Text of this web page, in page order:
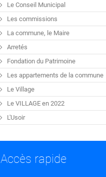
Le Conseil Municipal
Les commissions
La commune, le Maire
Arretés
Fondation du Patrimoine
Les appartements de la commune
Le Village
Le VILLAGE en 2022
L'Usoir
Accès rapide